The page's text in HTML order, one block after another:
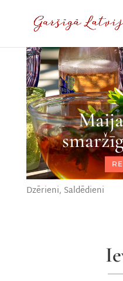
Dzērieni, Saldēdieni